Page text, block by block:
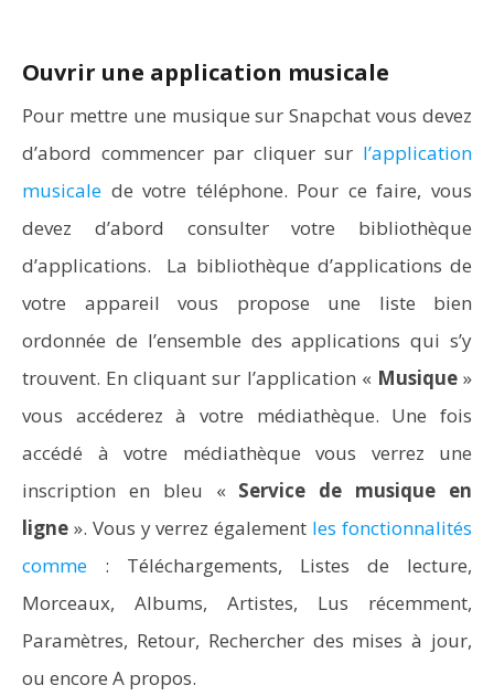
Aspirateurs ECOVACS : Top 9 des meilleurs modèles de
la marque
Ouvrir une application musicale
Pour mettre une musique sur Snapchat vous devez
d’abord commencer par cliquer sur l’application
musicale de votre téléphone. Pour ce faire, vous
devez d’abord consulter votre bibliothèque
d’applications. La bibliothèque d’applications de
votre appareil vous propose une liste bien
ordonnée de l’ensemble des applications qui s’y
trouvent. En cliquant sur l’application « Musique»
vous accéderez à votre médiathèque. Une fois
accédé à votre médiathèque vous verrez une
inscription en bleu « Service de musique en
ligne ». Vous y verrez également les fonctionnalités
comme : Téléchargements, Listes de lecture,
Morceaux, Albums, Artistes, Lus récemment,
Paramètres, Retour, Rechercher des mises à jour,
ou encore A propos.